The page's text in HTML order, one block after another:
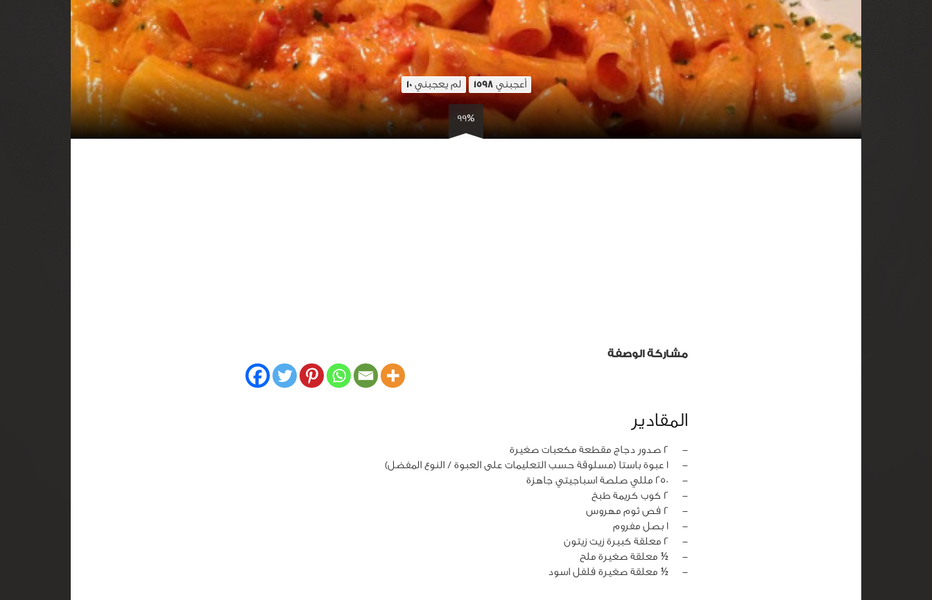
أعجبني1598 لم يعجبني10
99%
مشاركة الوصفة
المقادير
‏-
2 صدور دجاج مقطعة مكعبات صغيرة
‏-
1 عبوة باستا (مسلوقة حسب التعليمات على العبوة / النوع المفضل)
‏-
250 مللي صلصة اسباجيتي جاهزة
‏-
2 كوب كريمة طبخ
‏-
2 فص ثوم مهروس
‏-
1 بصل مفروم
‏-
2 معلقة كبيرة زيت زيتون
‏-
½ معلقة صغيرة ملح
‏-
½ معلقة صغيرة فلفل اسود